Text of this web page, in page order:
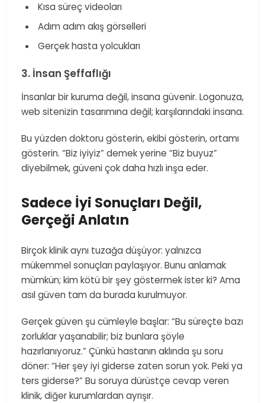
​ Kısa süreç videoları
​ Adım adım akış görselleri
​ Gerçek hasta yolcukları
3. İnsan Şeffaflığı
İnsanlar bir kuruma değil, insana güvenir. Logonuza,
web sitenizin tasarımına değil; karşılarındaki insana.
Bu yüzden doktoru gösterin, ekibi gösterin, ortamı
gösterin. “Biz iyiyiz” demek yerine “Biz buyuz”
diyebilmek, güveni çok daha hızlı inşa eder.
Sadece İyi Sonuçları Değil,
Gerçeği Anlatın
Birçok klinik aynı tuzağa düşüyor: yalnızca
mükemmel sonuçları paylaşıyor. Bunu anlamak
mümkün; kim kötü bir şey göstermek ister ki? Ama
asıl güven tam da burada kurulmuyor.
Gerçek güven şu cümleyle başlar: “Bu süreçte bazı
zorluklar yaşanabilir; biz bunlara şöyle
hazırlanıyoruz.” Çünkü hastanın aklında şu soru
döner: “Her şey iyi giderse zaten sorun yok. Peki ya
ters giderse?” Bu soruya dürüstçe cevap veren
klinik, diğer kurumlardan ayrışır.